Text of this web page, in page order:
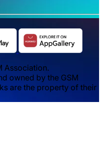
Association.
owned by the GSM
are the property of their